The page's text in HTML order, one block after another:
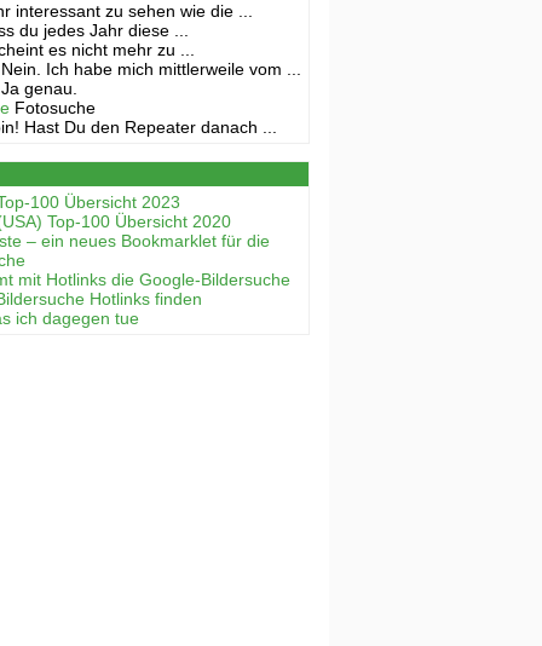
eintragen
interessant zu sehen wie die ...
du jedes Jahr diese ...
es nicht mehr zu ...
Nein. Ich habe mich mittlerweile vom ...
Ja genau.
Fotosuche
Hast Du den Repeater danach ...
100 Übersicht 2023
Top-100 Übersicht 2020
– ein neues Bookmarklet für die
mit Hotlinks die Google-Bildersuche
Hotlinks finden
ich dagegen tue